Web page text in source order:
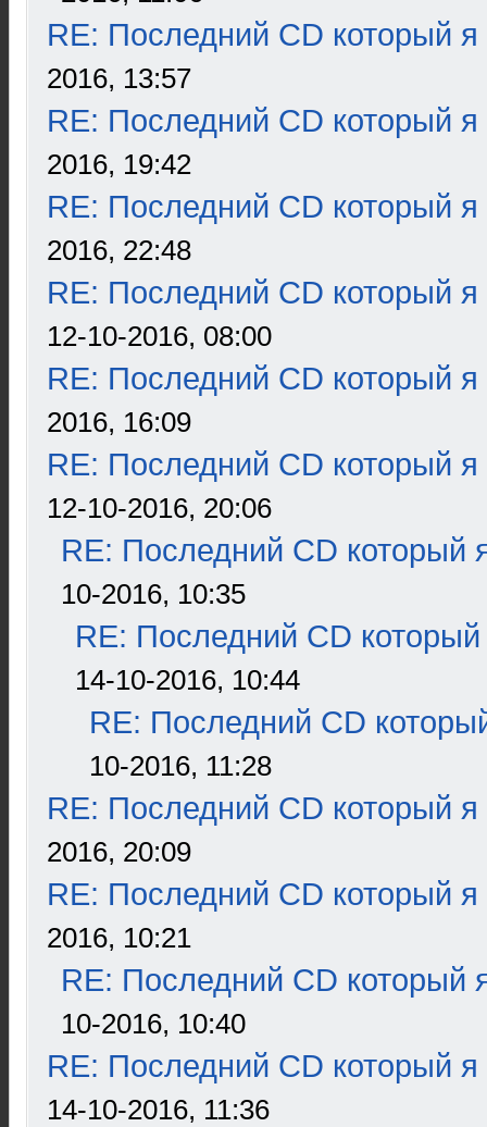
RE: Последний CD который я
2016, 13:57
RE: Последний CD который я
2016, 19:42
RE: Последний CD который я
2016, 22:48
RE: Последний CD который я
12-10-2016, 08:00
RE: Последний CD который я
2016, 16:09
RE: Последний CD который я
12-10-2016, 20:06
RE: Последний CD который
10-2016, 10:35
RE: Последний CD который
14-10-2016, 10:44
RE: Последний CD
10-2016, 11:28
RE: Последний CD который я
2016, 20:09
RE: Последний CD который я
2016, 10:21
RE: Последний CD который
10-2016, 10:40
RE: Последний CD который я
14-10-2016, 11:36